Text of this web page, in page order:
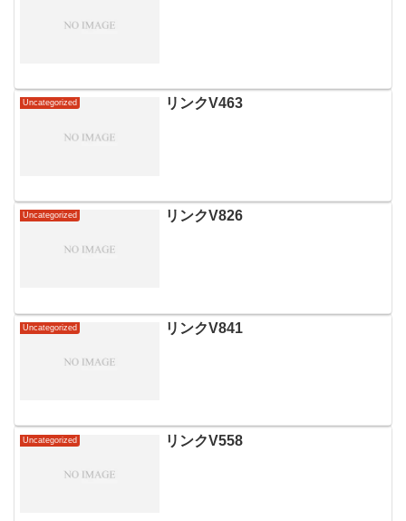
Uncategorized リンクV463
Uncategorized リンクV826
Uncategorized リンクV841
Uncategorized リンクV558